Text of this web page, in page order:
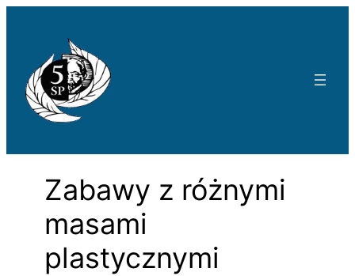
Zabawy z różnymi
masami
plastycznymi